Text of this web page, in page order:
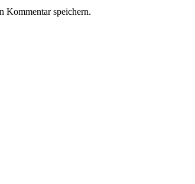
Kommentar speichern.